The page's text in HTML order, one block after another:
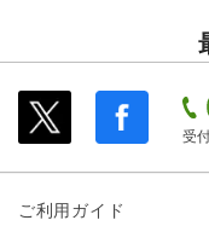
受
ご利用ガイド